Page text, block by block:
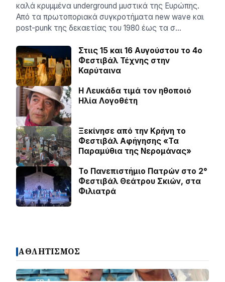
καλά κρυμμένα underground μυστικά της Ευρώπης.
Από τα πρωτοποριακά συγκροτήματα new wave και
post-punk της δεκαετίας του 1980 έως τα σ…
Στιις 15 και 16 Αυγούστου το 4ο
Φεστιβάλ Τέχνης στην
Καρύταινα
Η Λευκάδα τιμά τον ηθοποιό
Ηλία Λογοθέτη
Ξεκίνησε από την Κρήνη το
Φεστιβάλ Αφήγησης «Τα
Παραμύθια της Νερομάνας»
Το Πανεπιστήμιο Πατρών στο 2°
Φεστιβάλ Θεάτρου Σκιών, στα
Φιλιατρά
ΑΘΛΗΤΙΣΜΟΣ